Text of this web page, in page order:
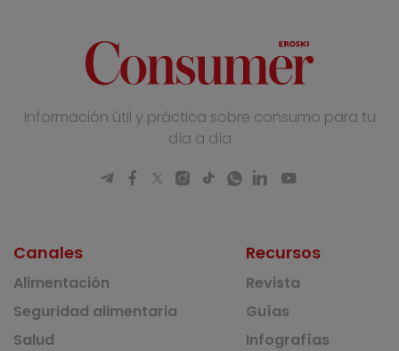
Información útil y práctica sobre consumo para tu
día a día
Canales
Alimentación
Seguridad alimentaria
Salud
Recursos
Revista
Guías
Infografías